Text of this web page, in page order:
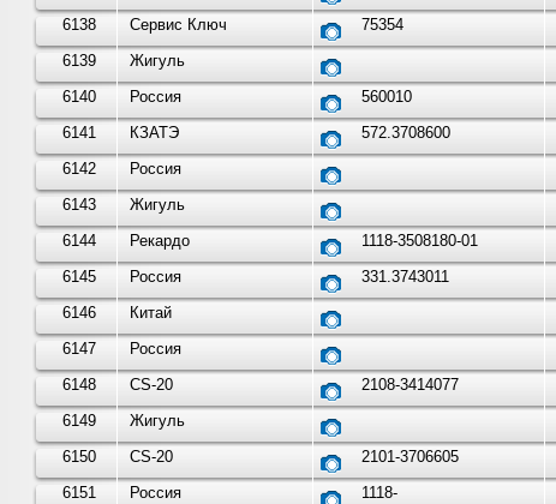
6138
Сервис Ключ 75354
6139
Жигуль
6140
Россия 560010
6141
КЗАТЭ 572.3708600
6142
Россия
6143
Жигуль
6144
Рекардо 1118-3508180-01
6145
Россия 331.3743011
6146
Китай
6147
Россия
6148
CS-20 2108-3414077
6149
Жигуль
6150
CS-20 2101-3706605
6151
Россия 1118-